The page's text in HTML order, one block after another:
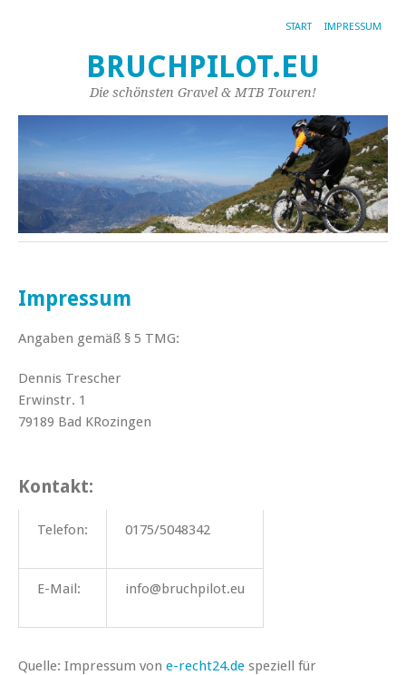
START IMPRESSUM
BRUCHPILOT.EU
Die schönsten Gravel & MTB Touren!
Impressum
Angaben gemäß § 5 TMG:
Dennis Trescher
Erwinstr. 1
79189 Bad KRozingen
Kontakt:
Telefon: 0175/5048342
E-Mail: info@bruchpilot.eu
Quelle: Impressum von e-recht24.de speziell für